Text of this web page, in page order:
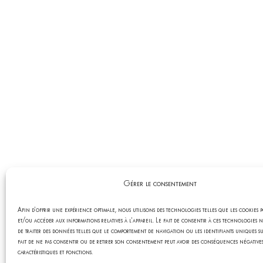
Gérer le consentement
Afin d'offrir une expérience optimale, nous utilisons des technologies telles que les cookies
et/ou accéder aux informations relatives à l'appareil. Le fait de consentir à ces technologies
de traiter des données telles que le comportement de navigation ou les identifiants uniques
fait de ne pas consentir ou de retirer son consentement peut avoir des conséquences
caractéristiques et fonctions.